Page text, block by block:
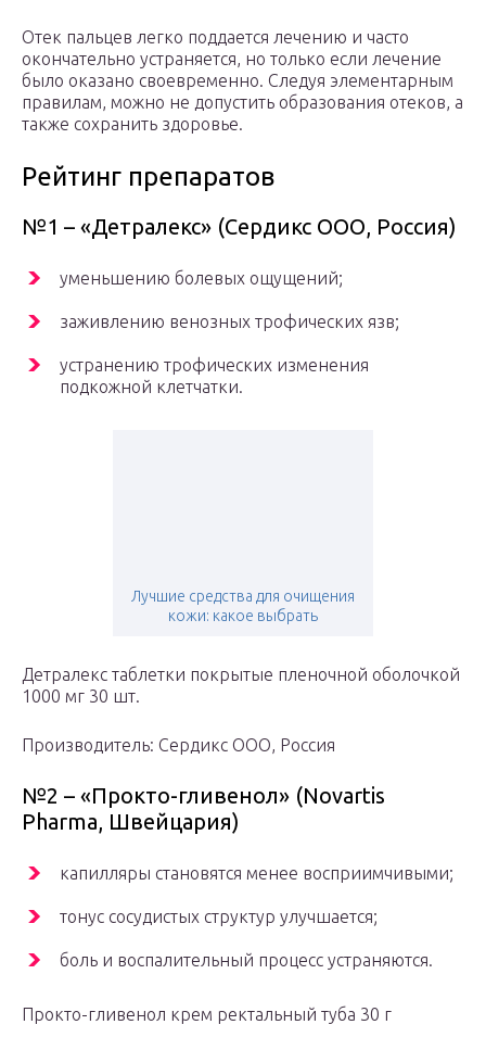
Отек пальцев легко поддается лечению и часто
окончательно устраняется, но только если лечение
было оказано своевременно. Следуя элементарным
правилам, можно не допустить образования отеков, а
также сохранить здоровье.
Рейтинг препаратов
№1 – «Детралекс» (Сердикс ООО, Россия)
уменьшению болевых ощущений;
заживлению венозных трофических язв;
устранению трофических изменения
подкожной клетчатки.
Лучшие средства для очищения
кожи: какое выбрать
Детралекс таблетки покрытые пленочной оболочкой
1000 мг 30 шт.
Производитель: Сердикс ООО, Россия
№2 – «Прокто-гливенол» (Novartis
Pharma, Швейцария)
капилляры становятся менее восприимчивыми;
тонус сосудистых структур улучшается;
боль и воспалительный процесс устраняются.
Прокто-гливенол крем ректальный туба 30 г